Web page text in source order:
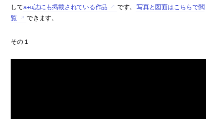
してa+u誌にも掲載されている作品 です。 写真と図面はこちらで閲
覧
できます。
その１